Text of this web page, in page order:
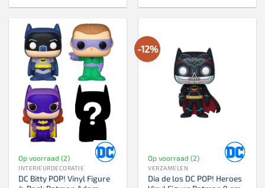
Op voorraad (2)
INTERIEURDECORATIE
DC Bitty POP! Vinyl Figure
-12%
Op voorraad (2)
VERZAMELEN
Dia de los DC POP! Heroes